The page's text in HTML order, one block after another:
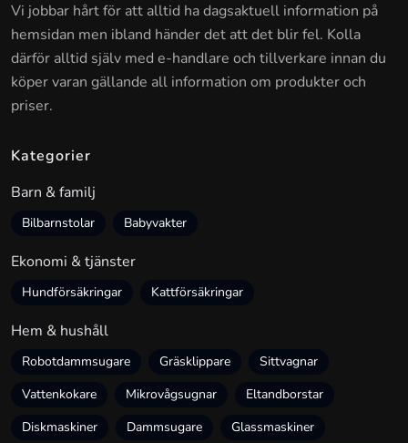
Vi jobbar hårt för att alltid ha dagsaktuell information på
hemsidan men ibland händer det att det blir fel. Kolla
därför alltid själv med e-handlare och tillverkare innan du
köper varan gällande all information om produkter och
priser.
Kategorier
Barn & familj
Bilbarnstolar Babyvakter
Ekonomi & tjänster
Hundförsäkringar Kattförsäkringar
Hem & hushåll
Robotdammsugare Gräsklippare
Sittvagnar
Vattenkokare
Mikrovågsugnar
Eltandborstar
Diskmaskiner
Dammsugare
Glassmaskiner